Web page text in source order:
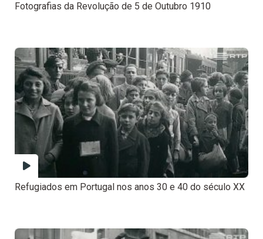
Fotografias da Revolução de 5 de Outubro 1910
Refugiados em Portugal nos anos 30 e 40 do século XX